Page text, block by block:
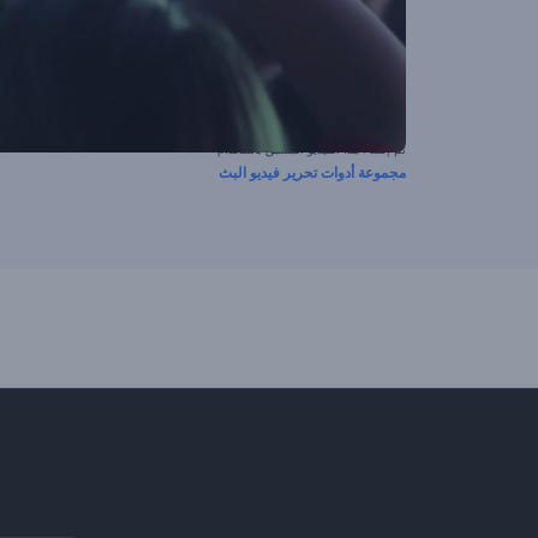
تم إنشاء هذا الفيديو المسبق باستخدام
مجموعة أدوات تحرير فيديو البث